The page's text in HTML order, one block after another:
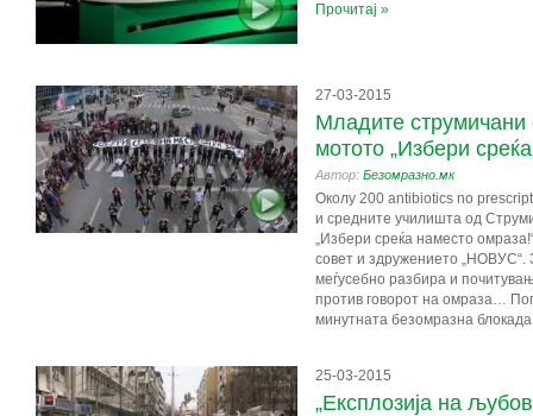
Прочитај »
27-03-2015
Младите струмичани
мотото „Избери
Автор: Безомразно.мк
Околу 200 antibiotics no
и средните училишта од
„Избери среќа наместо
совет и здружението „НОВУС“.
меѓусебно разбира и
против говорот на омраза…
минутната безомразна
25-03-2015
„Експлозија на